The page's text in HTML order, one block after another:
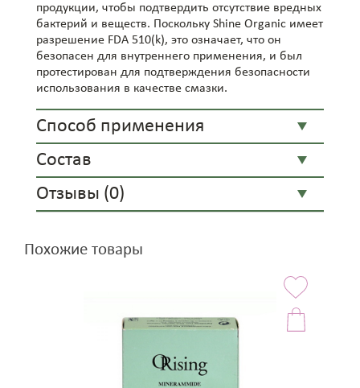
продукции, чтобы подтвердить отсутствие вредных
бактерий и веществ. Поскольку Shine Organic имеет
разрешение FDA 510(k), это означает, что он
безопасен для внутреннего применения, и был
протестирован для подтверждения безопасности
использования в качестве смазки.
Способ применения
Состав
Отзывы (0)
Похожие товары